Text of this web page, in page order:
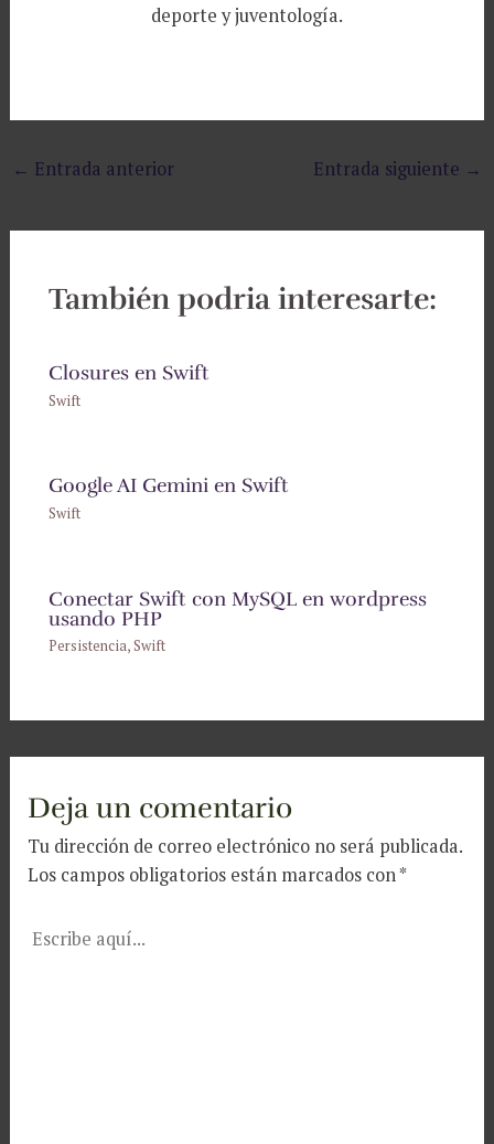
deporte y juventología.
← Entrada anterior Entrada siguiente →
También podria interesarte:
Closures en Swift
Swift
Google AI Gemini en Swift
Swift
Conectar Swift con MySQL en wordpress
usando PHP
Persistencia,Swift
Deja un comentario
Tu dirección de correo electrónico no será publicada.
Los campos obligatorios están marcados con*
Escribe